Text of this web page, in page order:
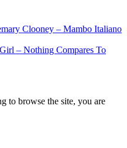
Clooney – Mambo Italiano
– Nothing Compares To
to browse the site, you are